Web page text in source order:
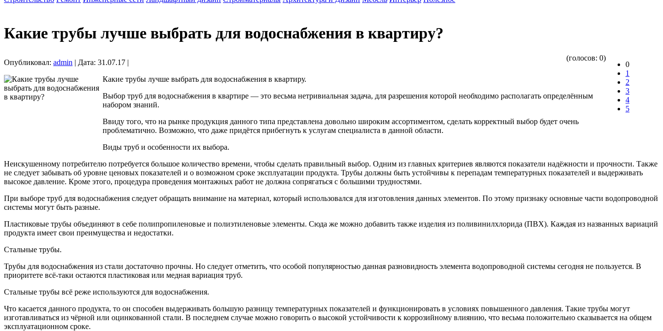
Какие трубы лучше выбрать для водоснабжения в квартиру?
Опубликовал: admin | Дата: 31.07.17 |
0
1
2
3
4
5
(голосов: 0)
Какие трубы лучше выбрать для водоснабжения в квартиру.
Выбор труб для водоснабжения в квартире — это весьма нетривиальная задача, для разрешения которой необходимо располагать определённым
набором знаний.
Ввиду того, что на рынке продукция данного типа представлена довольно широким ассортиментом, сделать корректный выбор будет очень
проблематично. Возможно, что даже придётся прибегнуть к услугам специалиста в данной области.
Виды труб и особенности их выбора.
Неискушенному потребителю потребуется большое количество времени, чтобы сделать правильный выбор. Одним из главных критериев являются показатели надёжности и прочности. Также
не следует забывать об уровне ценовых показателей и о возможном сроке эксплуатации продукта. Трубы должны быть устойчивы к перепадам температурных показателей и выдерживать
высокое давление. Кроме этого, процедура проведения монтажных работ не должна сопрягаться с большими трудностями.
При выборе труб для водоснабжения следует обращать внимание на материал, который использовался для изготовления данных элементов. По этому признаку основные части водопроводной
системы могут быть разные.
Пластиковые трубы объединяют в себе полипропиленовые и полиэтиленовые элементы. Сюда же можно добавить также изделия из поливинилхлорида (ПВХ). Каждая из названных вариаций
продукта имеет свои преимущества и недостатки.
Стальные трубы.
Трубы для водоснабжения из стали достаточно прочны. Но следует отметить, что особой популярностью данная разновидность элемента водопроводной системы сегодня не пользуется. В
приоритете всё-таки остаются пластиковая или медная вариация труб.
Стальные трубы всё реже используются для водоснабжения.
Что касается данного продукта, то он способен выдерживать большую разницу температурных показателей и функционировать в условиях повышенного давления. Такие трубы могут
изготавливаться из чёрной или оцинкованной стали. В последнем случае можно говорить о высокой устойчивости к коррозийному влиянию, что весьма положительно сказывается на общем
эксплуатационном сроке.